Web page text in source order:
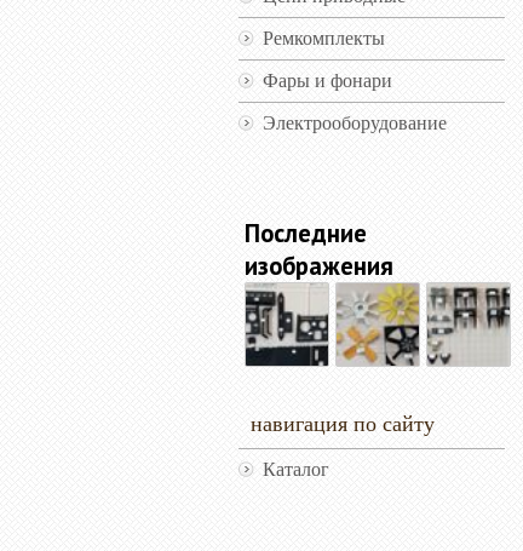
Ремкомплекты
Фары и фонари
Электрооборудование
Последние
изображения
навигация по сайту
Каталог